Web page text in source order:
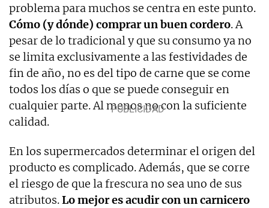
problema para muchos se centra en este punto.
Cómo (y dónde) comprar un buen cordero. A
pesar de lo tradicional y que su consumo ya no
se limita exclusivamente a las festividades de
fin de año, no es del tipo de carne que se come
todos los días o que se puede conseguir en
cualquier parte. Al menos no con la suficiente
calidad.
En los supermercados determinar el origen del
producto es complicado. Además, que se corre
el riesgo de que la frescura no sea uno de sus
atributos.Lo mejor es acudir con un carnicero